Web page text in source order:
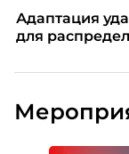
Адаптация
для